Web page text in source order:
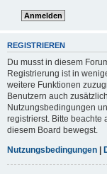
REGISTRIEREN
Du musst in diesem
Registrierung ist in
weitere Funktionen
Benutzern auch
Nutzungsbedingungen
registrierst. Bitte beachte
diesem Board bewegst.
Nutzungsbedingungen |